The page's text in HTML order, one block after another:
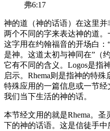
弗6:17
神的道（神的话语）在这里
两个不同的字来表达神的道。
这字用在约翰福音的开场白
是神。这道太初与神同在”（
它有不同的含义。Logos是指
启示。Rhema则是指神的特
特殊应用的一篇信息或一节
我们当下生活的神的话。
本节经文用的就是Rhema。
下的神的话语。这是信徒手